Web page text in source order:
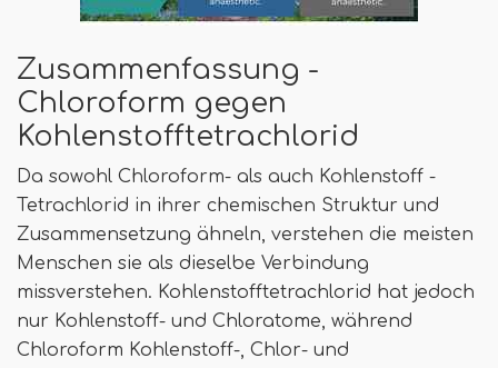
Zusammenfassung -
Chloroform gegen
Kohlenstofftetrachlorid
Da sowohl Chloroform- als auch Kohlenstoff -
Tetrachlorid in ihrer chemischen Struktur und
Zusammensetzung ähneln, verstehen die meisten
Menschen sie als dieselbe Verbindung
missverstehen. Kohlenstofftetrachlorid hat jedoch
nur Kohlenstoff- und Chloratome, während
Chloroform Kohlenstoff-, Chlor- und